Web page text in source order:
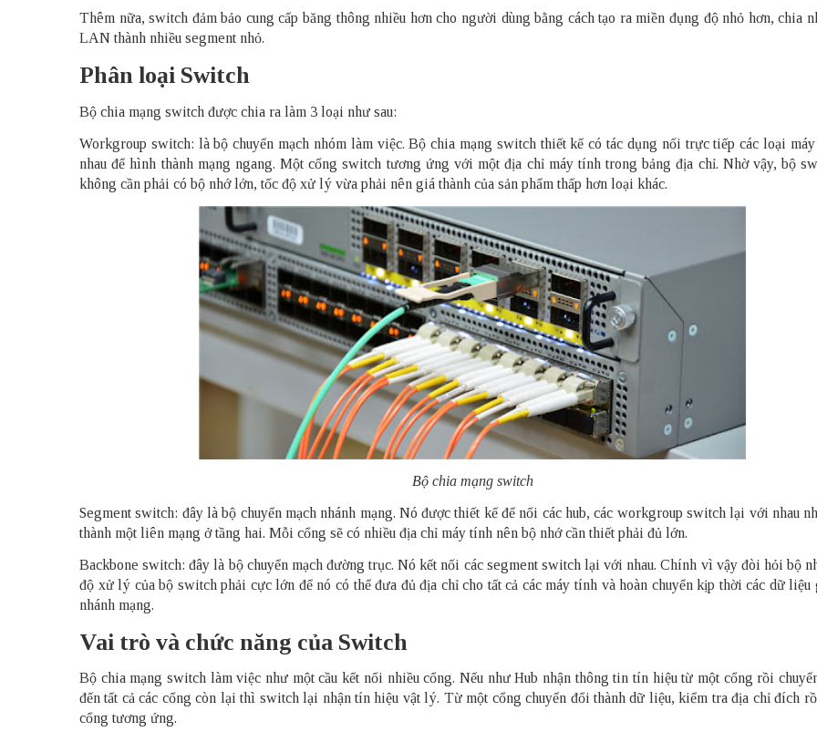
Thêm nữa, switch đảm bảo cung cấp băng thông nhiều hơn cho người dùng bằng cách tạo ra miền đụng độ nhỏ hơn, chia
LAN thành nhiều segment nhỏ.
Phân loại Switch
Bộ chia mạng switch được chia ra làm 3 loại như sau:
Workgroup switch: làbộ chuyển mạch nhóm làm việc. Bộ chia mạng switch thiết kế có tác dụng nối trực tiếp các loại
nhau để hình thành mạng ngang. Một cổng switch tương ứng với một địa chỉ máy tính trong bảng địa chỉ. Nhờ vậy, bộ
không cần phải có bộ nhớ lớn, tốc độ xử lý vừa phải nên giá thành của sản phẩm thấp hơn loại khác.
Bộ chia mạng switch
Segment switch: đây là bộ chuyển mạch nhánh mạng. Nó được thiết kế để nối các hub, các workgroup switch lại với nhau
thành một liên mạng ở tầng hai. Mỗi cổng sẽ có nhiều địa chỉ máy tính nên bộ nhớ cần thiết phải đủ lớn.
Backbone switch: đây là bộ chuyển mạch đường trục. Nó kết nối các segment switch lại với nhau. Chính vì vậy đòi hỏi bộ
độ xử lý của bộ switch phải cực lớn để nó có thể đưa đủ địa chỉ cho tất cả các máy tính và hoàn chuyển kịp thời các dữ liệu
nhánh mạng.
Vai trò và chức năng của Switch
Bộ chia mạng switch làm việc như một cầu kết nối nhiều cổng. Nếu như Hub nhận thông tin tín hiệu từ một cổng rồi
đến tất cả các cổng còn lại thì switch lại nhận tín hiệu vật lý. Từ một cổng chuyển đổi thành dữ liệu, kiểm tra địa chỉ đích
cổng tương ứng.